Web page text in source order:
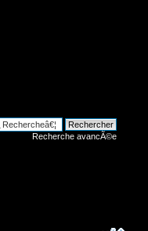
Recherche avancÃ©e